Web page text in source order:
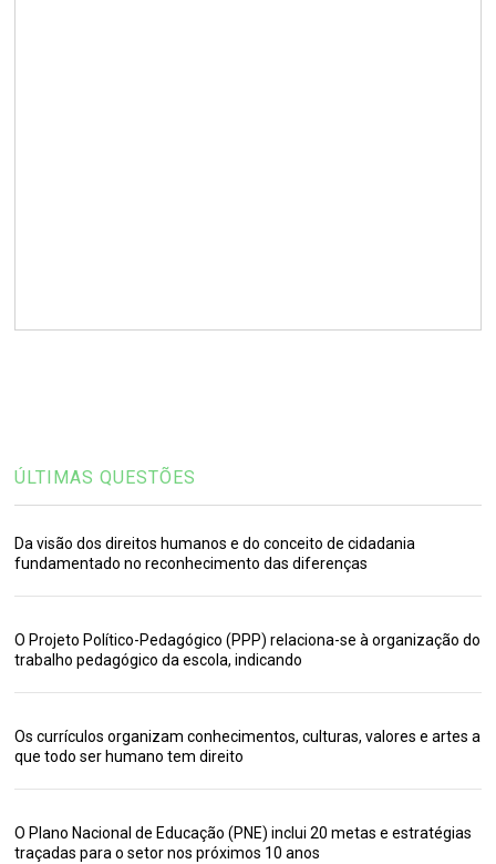
ÚLTIMAS QUESTÕES
Da visão dos direitos humanos e do conceito de cidadania
fundamentado no reconhecimento das diferenças
O Projeto Político-Pedagógico (PPP) relaciona-se à organização do
trabalho pedagógico da escola, indicando
Os currículos organizam conhecimentos, culturas, valores e artes a
que todo ser humano tem direito
O Plano Nacional de Educação (PNE) inclui 20 metas e estratégias
traçadas para o setor nos próximos 10 anos